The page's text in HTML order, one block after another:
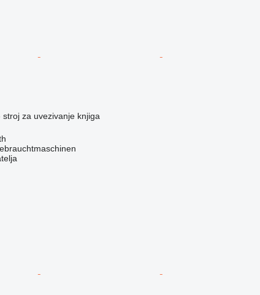
za uvezivanje knjiga